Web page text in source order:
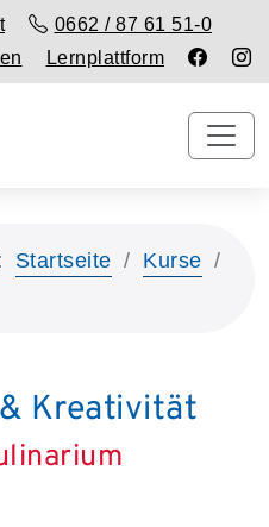
0662 / 87 61 51-0
Lernplattform
Startseite
Kurse
Kreativität